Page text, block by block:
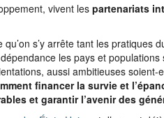
vivent les partenariats
s’y arrête tant les pratiques
les pays et populations
aussi ambitieuses soient-
financer la survie et
et garantir l’avenir des